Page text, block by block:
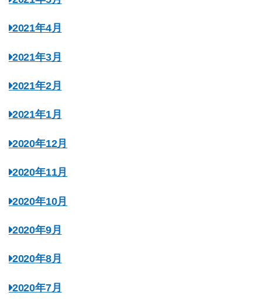
2021年4月
2021年3月
2021年2月
2021年1月
2020年12月
2020年11月
2020年10月
2020年9月
2020年8月
2020年7月